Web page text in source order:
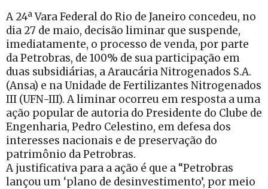
A 24ª Vara Federal do Rio de Janeiro concedeu, no
dia 27 de maio, decisão liminar que suspende,
imediatamente, o processo de venda, por parte
da Petrobras, de 100% de sua participação em
duas subsidiárias, a Araucária Nitrogenados S.A.
(Ansa) e na Unidade de Fertilizantes Nitrogenados
III (UFN-III). A liminar ocorreu em resposta a uma
ação popular de autoria do Presidente do Clube de
Engenharia, Pedro Celestino, em defesa dos
interesses nacionais e de preservação do
patrimônio da Petrobras.
A justificativa para a ação é que a “Petrobras
lançou um ‘plano de desinvestimento’, por meio